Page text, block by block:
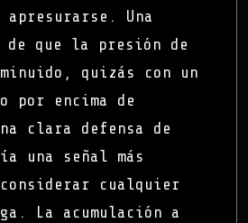
apresurarse. Una
de que la presión de
quizás con un
encima de
clara defensa de
una señal más
cualquier
La acumulación a